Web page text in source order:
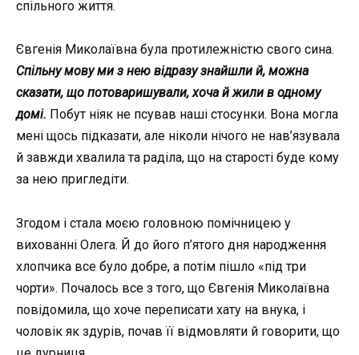
спільного життя.
Євгенія Миколаївна була протилежністю свого сина.
Спільну мову ми з нею відразу знайшли й, можна
сказати, що потоваришували, хоча й жили в одному
домі. Побут ніяк не псував наші стосунки. Вона могла
мені щось підказати, але ніколи нічого не нав’язувала
й завжди хвалила та раділа, що на старості буде кому
за нею пригледіти.
Згодом і стала моєю головною помічницею у
вихованні Олега. Й до його п’ятого дня народження
хлопчика все було добре, а потім пішло «під три
чорти». Почалось все з того, що Євгенія Миколаївна
повідомила, що хоче переписати хату на внука, і
чоловік як здурів, почав її відмовляти й говорити, що